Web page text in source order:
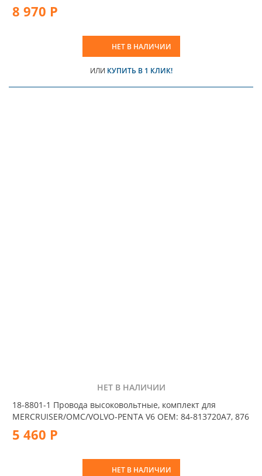
8 970 Р
НЕТ В НАЛИЧИИ
ИЛИ КУПИТЬ В 1 КЛИК!
НЕТ В НАЛИЧИИ
18-8801-1 Провода высоковольтные, комплект для
MERCRUISER/OMC/VOLVO-PENTA V6 OEM: 84-813720A7, 876
5 460 Р
НЕТ В НАЛИЧИИ